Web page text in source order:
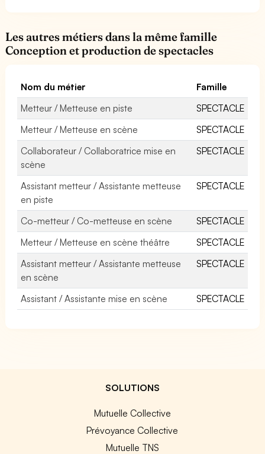
Les autres métiers dans la même famille
Conception et production de spectacles
Nom du métier
Famille
Metteur / Metteuse en piste
SPECTACLE
Metteur / Metteuse en scène
SPECTACLE
Collaborateur / Collaboratrice mise en
scène
SPECTACLE
Assistant metteur / Assistante metteuse
en piste
SPECTACLE
Co-metteur / Co-metteuse en scène
SPECTACLE
Metteur / Metteuse en scène théâtre
SPECTACLE
Assistant metteur / Assistante metteuse
en scène
SPECTACLE
Assistant / Assistante mise en scène SPECTACLE
SOLUTIONS
Mutuelle Collective
Prévoyance Collective
Mutuelle TNS